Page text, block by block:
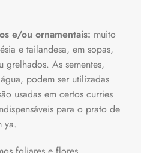
e/ou ornamentais: muito
e tailandesa, em sopas,
As sementes,
podem ser utilizadas
usadas em certos curries
para o prato de
ya.